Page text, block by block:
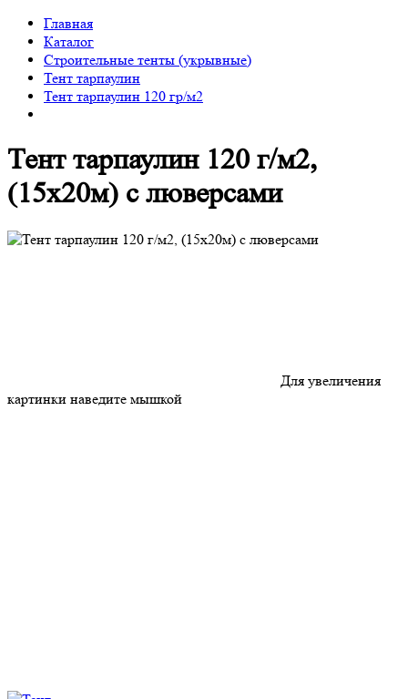
Главная
Каталог
Строительные тенты (укрывные)
Тент тарпаулин
Тент тарпаулин 120 гр/м2
Тент тарпаулин 120 г/м2,
(15х20м) с люверсами
Для увеличения
картинки наведите мышкой